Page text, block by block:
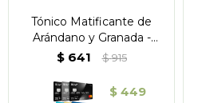
Tónico Matificante de
Arándano y Granada -
Outlet
$ 641 $915
$ 449